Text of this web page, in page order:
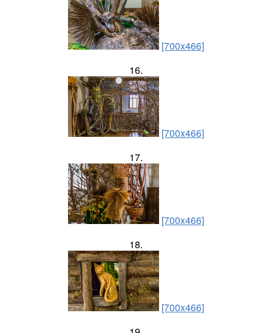
[700x466]
16.
[700x466]
17.
[700x466]
18.
[700x466]